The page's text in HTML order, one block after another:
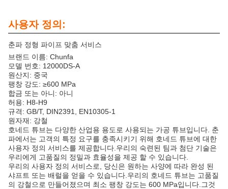
사용자 정의:
춘파 정형 파이프 맞춤 서비스
브랜드 이름: Chunfa
모델 번호: 12000DS-A
원산지: 중국
팽창 강도: ≥600 MPa
합금 또는 아니: 아니
허용: H8-H9
규격: GB/T, DIN2391, EN10305-1
원자재: 강철
호네드 튜브는 다양한 산업용 용도로 사용되는 가공 튜브입니다. 춘
파에서는 고객의 특정 요구를 충족시키기 위해 호네드 튜브에 대한
사용자 정의 서비스를 제공합니다.우리의 숙련된 팀과 첨단 기술은
우리에게 고품질의 정밀과 효율성을 제공 할 수 있습니다.
우리의 사용자 정의 서비스로, 당신은 원하는 사양에 따라 완성 된
샤프트 또는 배럴을 얻을 수 있습니다.우리의 호네드 튜브는 고품질
의 강철으로 만들어졌으며 최소 팽창 강도는 600 MPa입니다.그것